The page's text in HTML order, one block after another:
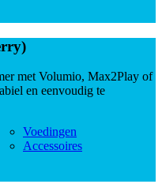
met Volumio, Max2Play of
en eenvoudig te
Voedingen
Accessoires